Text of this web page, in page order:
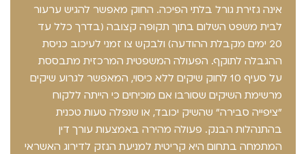
אינה גזירת גורל בלתי הפיכה. החוק מאפשר להגיש ערעור
לבית משפט השלום בתוך תקופה קצובה (בדרך כלל עד
20 ימים מקבלת ההודעה) ולבקש צו זמני לעיכוב כניסת
ההגבלה לתוקף. הפעולה המשפטית המרכזית מתבססת
על סעיף 10 לחוק שיקים ללא כיסוי, המאפשר לגרוע שיקים
מרשימת השיקים שסורבו אם מוכיחים כי הייתה ללקוח
"ציפייה סבירה" שהשיק יכובד, או שנפלה טעות טכנית
בהתנהלות הבנק. פעולה מהירה באמצעות עורך דין
המתמחה בתחום היא קריטית למניעת הנזק לדירוג האשראי